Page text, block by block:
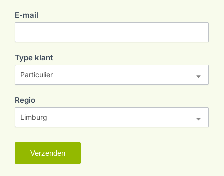
nieuwsbrief
E-mail
Type klant
Regio
Verzenden